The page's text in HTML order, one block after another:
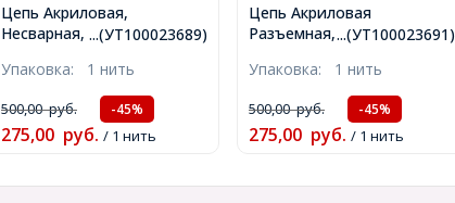
...(УТ100023689)
Цепь Акриловая,
Несварная, Цвет:
29x21x6мм, 1м/нить,
(УТ100023689)
Упаковка: 1 нить
500,00руб. -45%
275,00 руб. / 1 нить
...(УТ100023691)
Цепь Акриловая
Разъемная, Синяя, Звено
(УТ100023691)
Упаковка: 1 нить
500,00руб. -45%
275,00 руб. / 1 нить